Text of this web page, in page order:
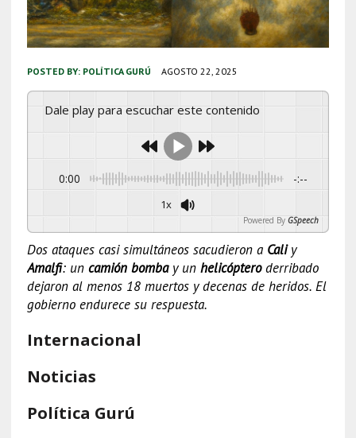
POSTED BY: POLÍTICA GURÚ AGOSTO 22, 2025
Dale play para escuchar este contenido
0:00 -:--
1x
Powered By GSpeech
Dos ataques casi simultáneos sacudieron a Caliy
Amalfi: un camión bombay un helicópteroderribado
dejaron al menos 18 muertos y decenas de heridos. El
gobierno endurece su respuesta.
Internacional
Noticias
Política Gurú